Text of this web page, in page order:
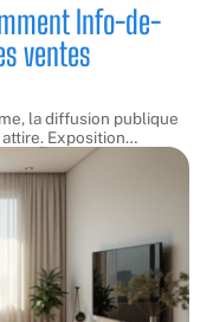
Info-de-
ventes
la diffusion publique
Exposition…